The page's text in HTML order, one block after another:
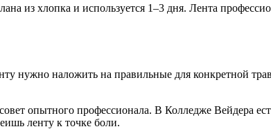
из хлопка и используется 1–3 дня. Лента
нужно наложить на правильные для конкретной
опытного профессионала. В Колледже Вейдера
ленту к точке боли.